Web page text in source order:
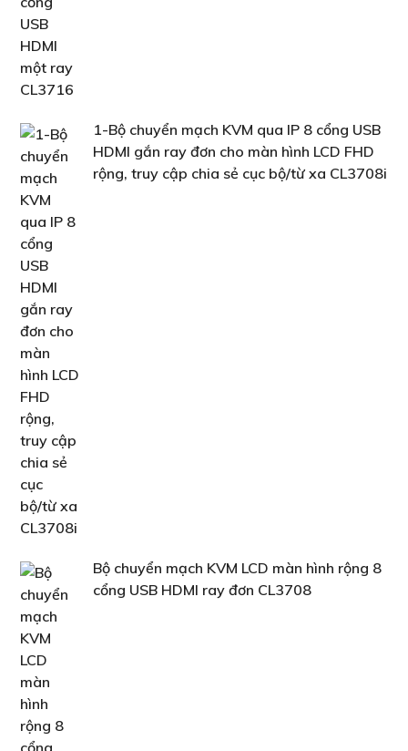
1-Bộ chuyển mạch KVM qua IP 8 cổng USB
HDMI gắn ray đơn cho màn hình LCD FHD
rộng, truy cập chia sẻ cục bộ/từ xa CL3708i
Bộ chuyển mạch KVM LCD màn hình rộng 8
cổng USB HDMI ray đơn CL3708